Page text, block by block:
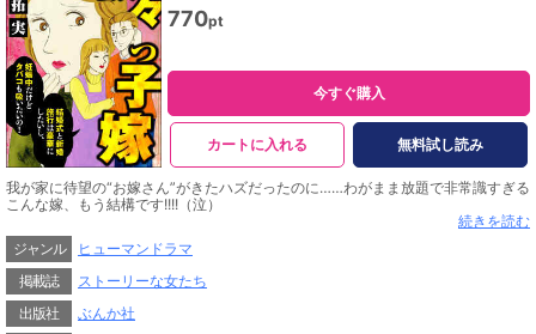
770pt
今すぐ購入
カートに入れる 無料試し読み
我が家に待望の“お嫁さん”がきたハズだったのに……わがまま放題で非常識すぎる
こんな嫁、もう結構です!!!!（泣）
専業主婦の私の悩みは、妊娠5カ月にもかかわらずストレス発散のためだけにタ
バコを吸ってしまう嫁・彩音の存在。
母親になるというのになんて身勝手な…本当に子供を育てていく覚悟はあるのだ
ろうか……。
読者の本当にあった身内のトラブルをコミカライズする傑作選全5話!!
続きを読む
ジャンル
ヒューマンドラマ
掲載誌
ストーリーな女たち
出版社
ぶんか社